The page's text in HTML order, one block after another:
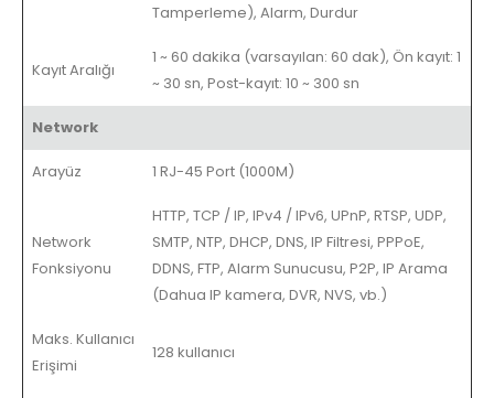
Tamperleme), Alarm, Durdur
Kayıt Aralığı
1 ~ 60 dakika (varsayılan: 60 dak), Ön kayıt: 1
~ 30 sn, Post-kayıt: 10 ~ 300 sn
Network
Arayüz 1 RJ-45 Port (1000M)
Network
Fonksiyonu
HTTP, TCP / IP, IPv4 / IPv6, UPnP, RTSP, UDP,
SMTP, NTP, DHCP, DNS, IP Filtresi, PPPoE,
DDNS, FTP, Alarm Sunucusu, P2P, IP Arama
(Dahua IP kamera, DVR, NVS, vb.)
Maks. Kullanıcı
Erişimi
128 kullanıcı